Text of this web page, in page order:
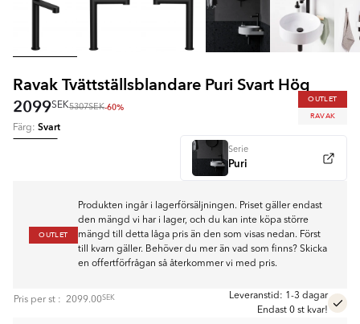
Ravak Tvättställsblandare Puri Svart Hög
2099SEK5307SEK-60%
OUTLET
RAVAK
Färg: Svart
Serie
Puri
OUTLET
Produkten ingår i lagerförsäljningen. Priset gäller endast
den mängd vi har i lager, och du kan inte köpa större
mängd till detta låga pris än den som visas nedan. Först
till kvarn gäller. Behöver du mer än vad som finns? Skicka
en offertförfrågan så återkommer vi med pris.
Pris per st : 2099.00SEK
Leveranstid: 1-3 dagar
Endast 0 st kvar!